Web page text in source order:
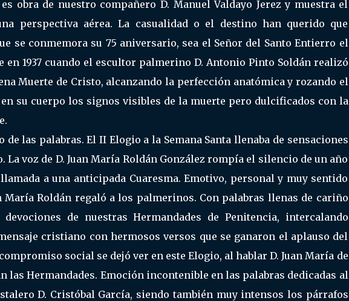
obra de nuestro compañero D. Manuel Valdayo Jerez y muestra el
perspectiva aérea. La casualidad o el destino han querido que
se conmemora su 75 aniversario, sea el Señor del Santo Entierro el
en 1937 cuando el escultor palmerino D. Antonio Pinto Soldán realizó
Muerte de Cristo, alcanzando la perfección anatómica y rozando el
su cuerpo los signos visibles de la muerte pero dulcificados con la
las palabras. El II Elogio a la Semana Santa llenaba de sensaciones
voz de D. Juan María Roldán González rompía el silencio de un año
a una anticipada Cuaresma. Emotivo, personal y muy sentido
María Roldán regaló a los palmerinos. Con palabras llenas de cariño
de nuestras Hermandades de Penitencia, intercalando
cristiano con hermosos versos que se ganaron el aplauso del
social se dejó ver en este Elogio, al hablar D. Juan María de
las Hermandades. Emoción incontenible en las palabras dedicadas al
D. Cristóbal García, siendo también muy intensos los párrafos